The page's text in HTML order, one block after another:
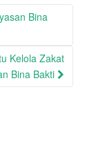
Bina
Kelola Zakat
Bina Bakti